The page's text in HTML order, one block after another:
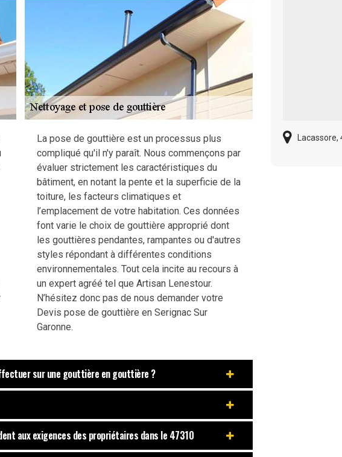
La pose de gouttière est un processus plus
compliqué qu'il n'y paraît. Nous commençons par
évaluer strictement les caractéristiques du
bâtiment, en notant la pente et la superficie de la
toiture, les facteurs climatiques et
l’emplacement de votre habitation. Ces données
font varie le choix de gouttière approprié dont
les gouttières pendantes, rampantes ou d'autres
styles répondant à différentes conditions
environnementales. Tout cela incite au recours à
un expert agréé tel que Artisan Lenestour.
N’hésitez donc pas de nous demander votre
Devis pose de gouttière en Serignac Sur
Garonne.
sur une gouttière en gouttière ?
aux exigences des propriétaires dans le 47310
Lacassore,